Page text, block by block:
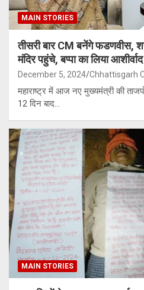
MAIN STORIES
तीसरी बार CM बनेंगे फडणवीस,
मंदिर पहुंचे, बप्पा का लिया आशीर्वाद
December 5, 2024 Chhattisgarh
महाराष्ट्र में आज नए मुख्यमंत्री की
12 दिन बाद…
MAIN STORIES